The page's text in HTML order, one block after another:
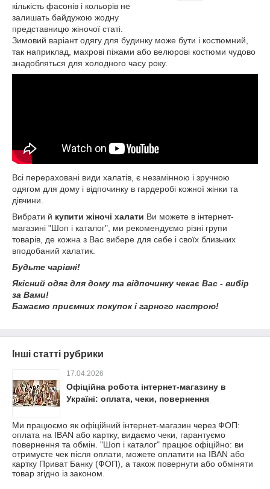
кількість фасонів і кольорів не
залишать байдужою жодну
представницю жіночої статі.
Зимовий варіант одягу для будинку може бути і костюмний,
так наприклад, махрові піжами або велюрові костюми чудово
знадобляться для холодного часу року.
Всі перераховані види халатів, є незамінною і зручною
одягом для дому і відпочинку в гардеробі кожної жінки та
дівчини.
Вибрати й купити жіночі халати Ви можете в інтернет-
магазині "Шоп і каталог", ми рекомендуємо різні групи
товарів, де кожна з Вас вибере для себе і своїх близьких
вподобаний халатик.
Будьте чарівні!
Якісний одяг для дому та відпочинку чекає Вас - вибір
за Вами!
Бажаємо приємних покупок і гарного настрою!
Інші статті рубрики
17.04.2026
Офіційна робота інтернет-магазину в
Україні: оплата, чеки, повернення
Ми працюємо як офіційний інтернет-магазин через ФОП:
оплата на IBAN або картку, видаємо чеки, гарантуємо
повернення та обмін. "Шоп і каталог" працює офіційно: ви
отримуєте чек після оплати, можете оплатити на IBAN або
картку Приват Банку (ФОП), а також повернути або обміняти
товар згідно із законом.